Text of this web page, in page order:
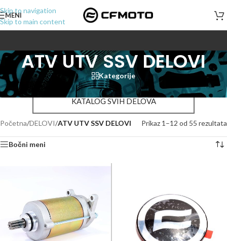
Skip to navigation
Skip to main content
MENI
ATV UTV SSV DELOVI
Kategorije
KATALOG SVIH DELOVA
Početna/DELOVI/ATV UTV SSV DELOVI Prikaz 1–12 od 55 rezultata
Bočni meni